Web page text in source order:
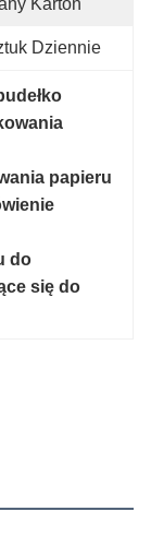
Karton
Dziennie
papieru
do
się do